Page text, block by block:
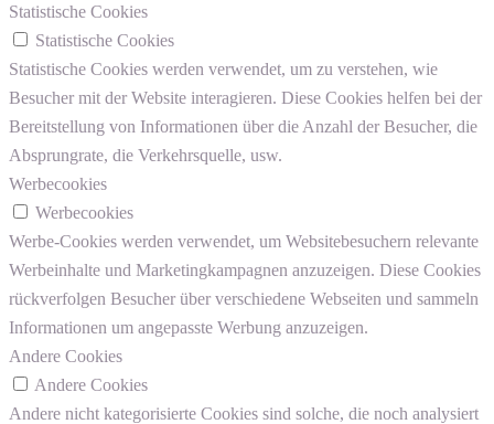
Statistische Cookies
Statistische Cookies
Statistische Cookies werden verwendet, um zu verstehen, wie
Besucher mit der Website interagieren. Diese Cookies helfen bei der
Bereitstellung von Informationen über die Anzahl der Besucher, die
Absprungrate, die Verkehrsquelle, usw.
Werbecookies
Werbecookies
Werbe-Cookies werden verwendet, um Websitebesuchern relevante
Werbeinhalte und Marketingkampagnen anzuzeigen. Diese Cookies
rückverfolgen Besucher über verschiedene Webseiten und sammeln
Informationen um angepasste Werbung anzuzeigen.
Andere Cookies
Andere Cookies
Andere nicht kategorisierte Cookies sind solche, die noch analysiert